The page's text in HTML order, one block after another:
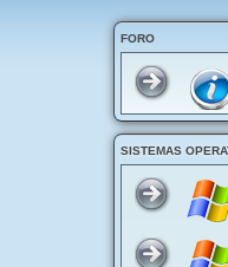
FORO
SISTEMAS